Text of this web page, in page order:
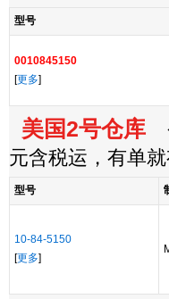
型号
0010845150
[更多]
美国2号仓库
元含税运，有单
型号
10-84-5150
[更多]